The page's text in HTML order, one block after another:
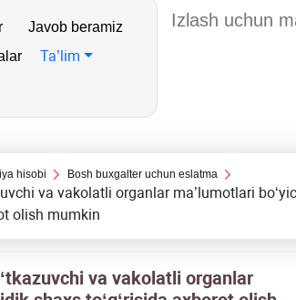
Javob beramiz
Ta’lim
hisobi Bosh buхgalter uchun eslatma
va vakolatli organlar ma’lumotlari
olish mumkin
va vakolatli organlar